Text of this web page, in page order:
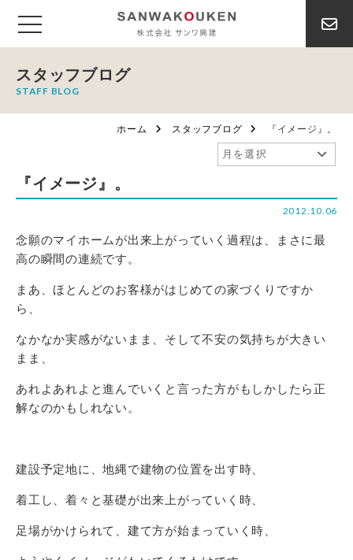
スタッフブログ
STAFF BLOG
ホーム スタッフブログ 『イメージ』。
『イメージ』。
2012.10.06
念願のマイホームが出来上がっていく過程は、まさに最
高の瞬間の連続です。
まあ、ほとんどのお客様がはじめての家づくりですか
ら、
なかなか実感がないまま、そして不安の気持ちが大きい
まま、
あれよあれよと進んでいくと言った方がもしかしたら正
解なのかもしれない。
建設予定地に、地縄で建物の位置を出す時、
着工し、着々と基礎が出来上がっていく時、
足場がかけられて、建て方が始まっていく時、